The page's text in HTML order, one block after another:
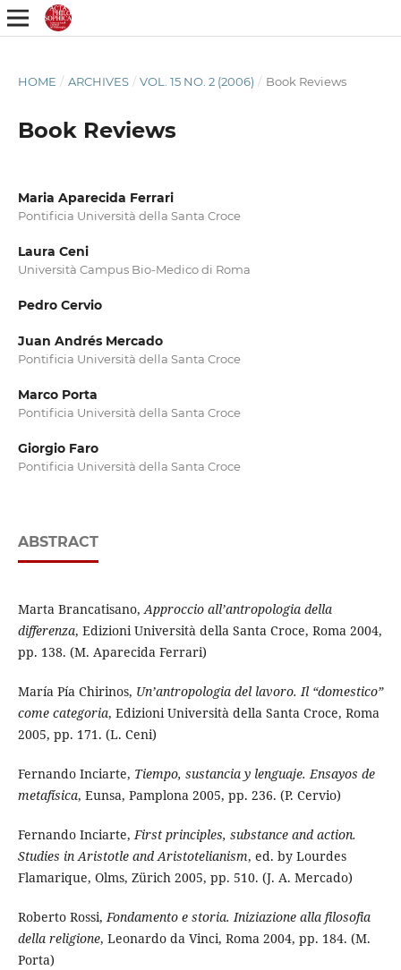
HOME / ARCHIVES / VOL. 15 NO. 2 (2006) / Book Reviews
Book Reviews
Maria Aparecida Ferrari
Pontificia Università della Santa Croce
Laura Ceni
Università Campus Bio-Medico di Roma
Pedro Cervio
Juan Andrés Mercado
Pontificia Università della Santa Croce
Marco Porta
Pontificia Università della Santa Croce
Giorgio Faro
Pontificia Università della Santa Croce
ABSTRACT
Marta Brancatisano,Approccio all’antropologia della
differenza, Edizioni Università della Santa Croce, Roma 2004,
pp. 138. (M. Aparecida Ferrari)
María Pía Chirinos, Un’antropologia del lavoro. Il “domestico”
come categoria, Edizioni Università della Santa Croce, Roma
2005, pp. 171. (L. Ceni)
Fernando Inciarte, Tiempo, sustancia y lenguaje. Ensayos de
metafísica, Eunsa, Pamplona 2005, pp. 236. (P. Cervio)
Fernando Inciarte,First principles, substance and action.
Studies in Aristotle and Aristotelianism, ed. by Lourdes
Flamarique, Olms, Zürich 2005, pp. 510. (J. A. Mercado)
Roberto Rossi,Fondamento e storia. Iniziazione alla filosofia
della religione, Leonardo da Vinci, Roma 2004, pp. 184. (M.
Porta)